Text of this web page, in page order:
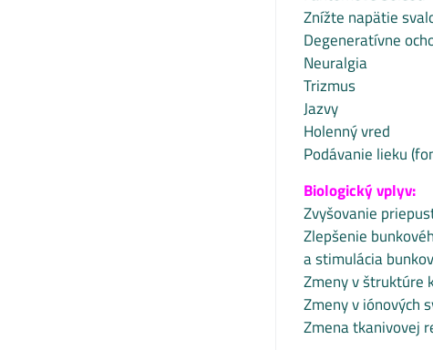
Znížte napätie
Degeneratívne
Neuralgia
Trizmus
Jazvy
Holenný vred
Podávanie lieku
Biologický vplyv:
Zvyšovanie
Zlepšenie
a stimulácia
Zmeny v štruktúre
Zmeny v iónových
Zmena tkanivovej